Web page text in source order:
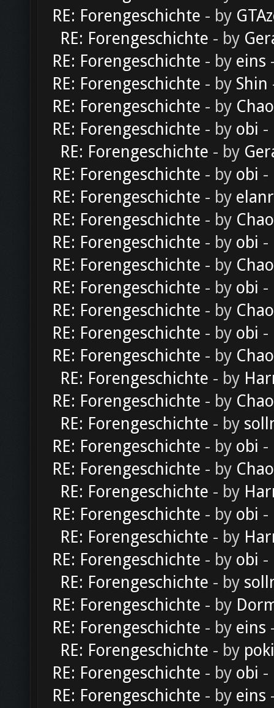
RE: Forengeschichte - by
RE: Forengeschichte - by
RE: Forengeschichte - by eins
RE: Forengeschichte - by Shin
RE: Forengeschichte - by
RE: Forengeschichte - by obi -
RE: Forengeschichte - by
RE: Forengeschichte - by obi -
RE: Forengeschichte - by
RE: Forengeschichte - by
RE: Forengeschichte - by obi -
RE: Forengeschichte - by
RE: Forengeschichte - by obi -
RE: Forengeschichte - by
RE: Forengeschichte - by obi -
RE: Forengeschichte - by
RE: Forengeschichte - by
RE: Forengeschichte - by
RE: Forengeschichte - by
RE: Forengeschichte - by obi -
RE: Forengeschichte - by
RE: Forengeschichte - by
RE: Forengeschichte - by obi -
RE: Forengeschichte - by
RE: Forengeschichte - by obi -
RE: Forengeschichte - by
RE: Forengeschichte - by
RE: Forengeschichte - by eins
RE: Forengeschichte - by
RE: Forengeschichte - by obi -
RE: Forengeschichte - by eins